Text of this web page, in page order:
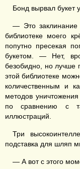
Бонд вырвал букет
— Это заклинание
библиотеке моего
попутно пресекая
букетом. — Нет,
безобидно, но лучше
этой библиотеке
количественным и
методов
по сравнению с
иллюстраций.
Три
подставка для шляп
— А вот с этого